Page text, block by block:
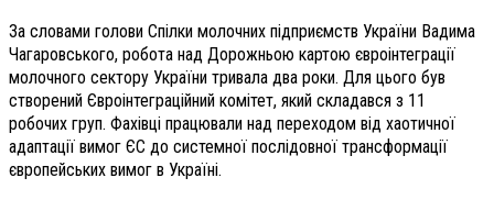
За словами голови Спілки молочних підприємств України Вадима
Чагаровського, робота над Дорожньою картою євроінтеграції
молочного сектору України тривала два роки. Для цього був
створений Євроінтеграційний комітет, який складався з 11
робочих груп. Фахівці працювали над переходом від хаотичної
адаптації вимог ЄС до системної послідовної трансформації
європейських вимог в Україні.